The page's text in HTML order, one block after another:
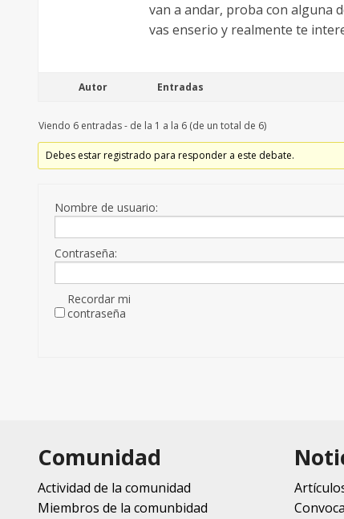
van a andar, proba con alguna
vas enserio y realmente te
Autor Entradas
Viendo 6 entradas - de la 1 a la 6 (de un total de 6)
Debes estar registrado para responder a este debate.
Nombre de usuario:
Contraseña:
Recordar mi
contraseña
Comunidad
Actividad de la comunidad
Miembros de la comunbidad